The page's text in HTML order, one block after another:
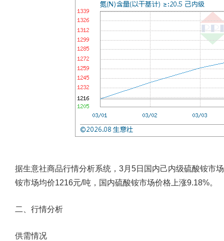
据生意社商品行情分析系统，3月5日国内己内级硫酸铵市
铵市场均价1216元/吨，国内硫酸铵市场价格上涨9.18%。
二、行情分析
供需情况